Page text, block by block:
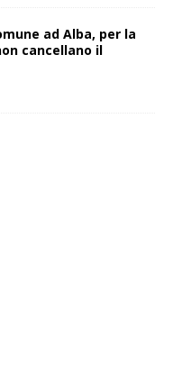
ad Alba, per la
cancellano il